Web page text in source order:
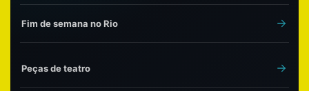
Fim de semana no Rio
Peças de teatro